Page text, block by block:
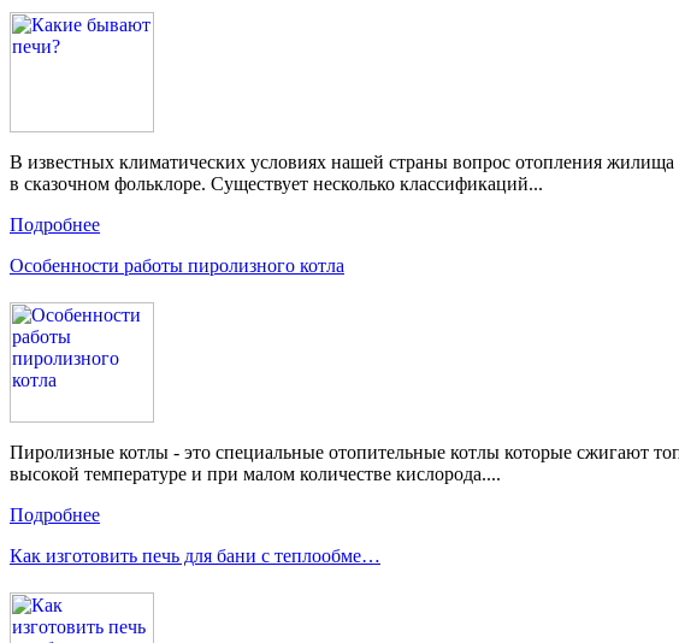
В известных климатических условиях нашей страны вопрос отопления
в сказочном фольклоре. Существует несколько классификаций...
Подробнее
Особенности работы пиролизного котла
Пиролизные котлы - это специальные отопительные котлы которые сжигают
высокой температуре и при малом количестве кислорода....
Подробнее
Как изготовить печь для бани с теплообме…